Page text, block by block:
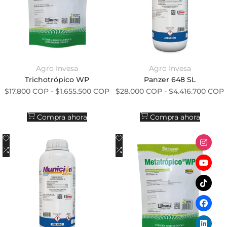
Proveedor:
Agro Invesa
Trichotrópico WP
Precio de oferta
$17.800 COP -$1.655.500 COP
Compra ahora
Proveedor:
Agro Invesa
Panzer 648 SL
Precio de oferta
$28.000 COP -$4.416.700 COP
Compra ahora
Añadir a la lista de deseos
Añadir a comparar
Añadir a la lista de deseos
Añadir a comparar